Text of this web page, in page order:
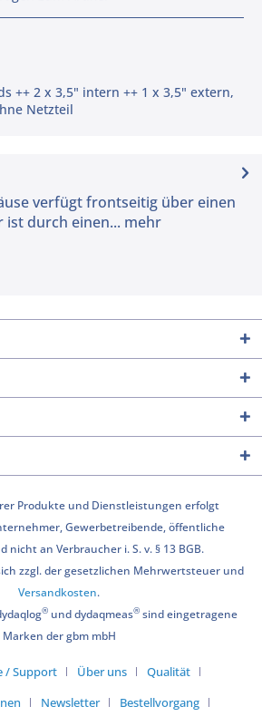
++ 2 x 3,5" intern ++ 1 x 3,5" extern,
Netzteil
verfügt frontseitig über einen
ist durch einen... mehr
Produkte und Dienstleistungen erfolgt
Gewerbetreibende, öffentliche
an Verbraucher i. S. v. § 13 BGB.
zzgl. der gesetzlichen Mehrwertsteuer und
Versandkosten.
®und dydaqmeas®sind eingetragene
Marken der gbm mbH
/ Support Über uns
Qualität
Newsletter
Bestellvorgang